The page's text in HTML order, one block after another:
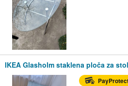
IKEA Glasholm staklena ploča za stol